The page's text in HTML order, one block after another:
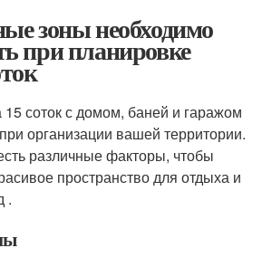
зоны необходимо
при планировке
15 соток с домом, баней и гаражом
организации вашей территории.
различные факторы, чтобы
пространство для отдыха и
.